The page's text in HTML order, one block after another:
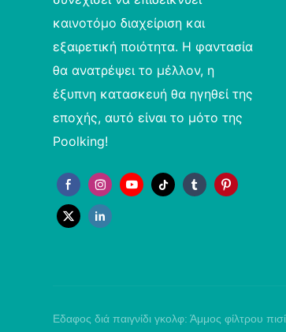
καινοτόμο διαχείριση και
εξαιρετική ποιότητα. Η φαντασία
θα ανατρέψει το μέλλον, η
έξυπνη κατασκευή θα ηγηθεί της
εποχής, αυτό είναι το μότο της
Poolking!
Εδαφος διά παιγνίδι γκολφ:Άμμος φίλτρου